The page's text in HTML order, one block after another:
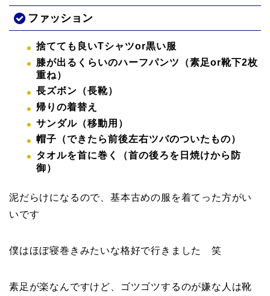
ファッション
捨てても良いTシャツor黒い服
膝が出るくらいのハーフパンツ（素足or靴下2枚
重ね）
長ズボン（長靴）
帰りの着替え
サンダル（移動用）
帽子（できたら前後左右ツバのついたもの）
タオルを首に巻く（首の後ろを日焼けから防
御）
泥だらけになるので、基本古めの服を着てった方がい
いです
僕はほぼ寝巻きみたいな格好で行きました 笑
素足が楽なんですけど、ゴツゴツするのが嫌な人は靴